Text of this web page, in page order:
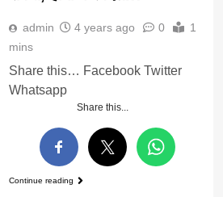
admin 4 years ago 0
1
mins
Share this… Facebook Twitter
Whatsapp
Share this...
Continue reading